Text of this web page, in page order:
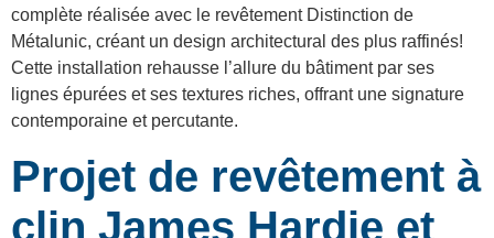
complète réalisée avec le revêtement Distinction de
Métalunic, créant un design architectural des plus raffinés!
Cette installation rehausse l’allure du bâtiment par ses
lignes épurées et ses textures riches, offrant une signature
contemporaine et percutante.
Projet de revêtement à
clin James Hardie et